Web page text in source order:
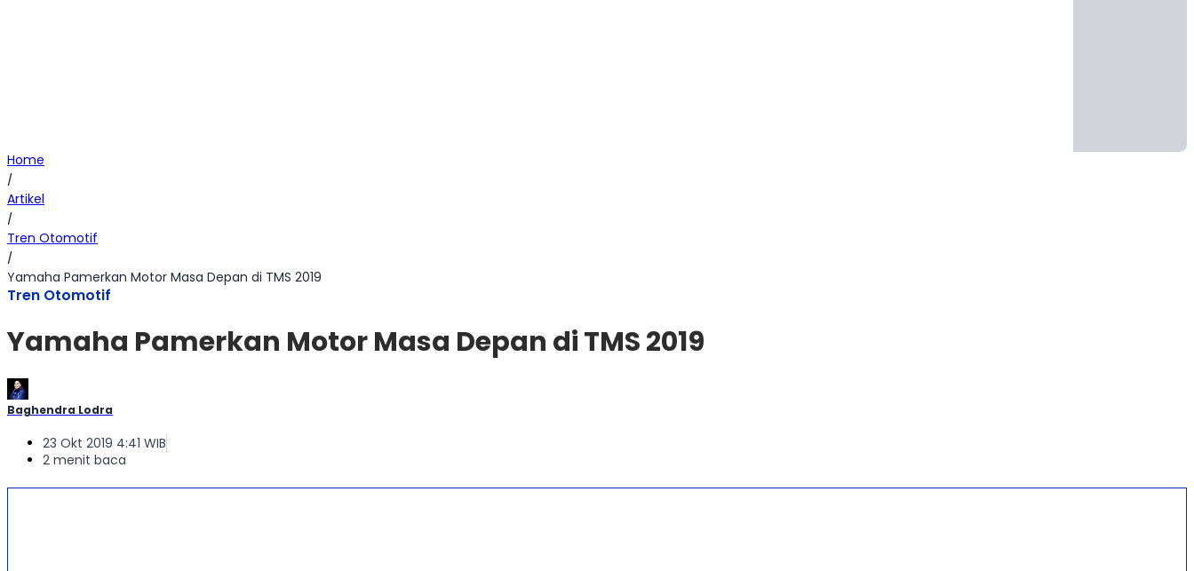
Home
/
Artikel
/
Tren Otomotif
/
Yamaha Pamerkan Motor Masa Depan di TMS 2019
Tren Otomotif
Yamaha Pamerkan Motor Masa Depan di TMS 2019
Baghendra Lodra
23 Okt 2019 4:41 WIB
2 menit baca